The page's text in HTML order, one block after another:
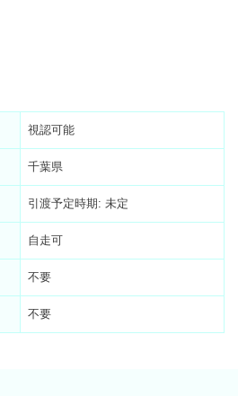
視認可能
千葉県
引渡予定時期: 未定
自走可
不要
不要